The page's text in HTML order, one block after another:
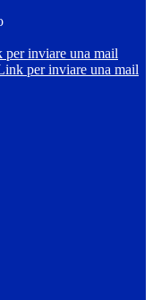
per inviare una mail
per inviare una mail